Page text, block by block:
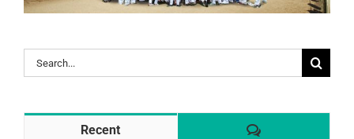
Search
for:
Recent Comentaris